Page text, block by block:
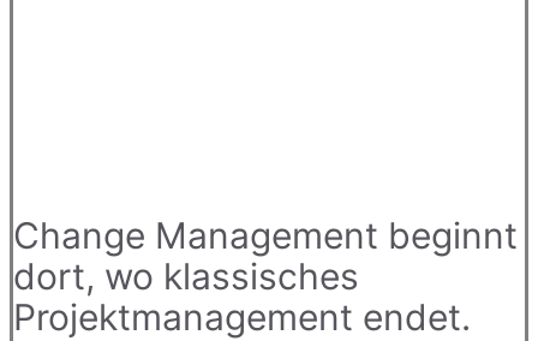
Change Management beginnt
dort, wo klassisches
Projektmanagement endet.